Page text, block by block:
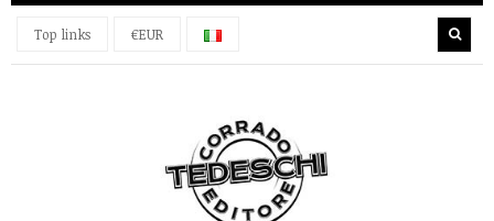
Top links €EUR